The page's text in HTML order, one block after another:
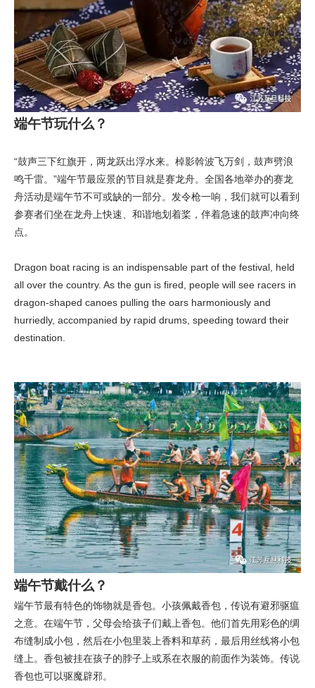
端午节玩什么？
“鼓声三下红旗开，两龙跃出浮水来。棹影斡波飞万剑，鼓声劈浪
鸣千雷。”端午节最应景的节目就是赛龙舟。全国各地举办的赛龙
舟活动是端午节不可或缺的一部分。发令枪一响，我们就可以看到
参赛者们坐在龙舟上快速、和谐地划着桨，伴着急速的鼓声冲向终
点。
Dragon boat racing is an indispensable part of the festival, held
all over the country. As the gun is fired, people will see racers in
dragon-shaped canoes pulling the oars harmoniously and
hurriedly, accompanied by rapid drums, speeding toward their
destination.
端午节戴什么？
端午节最有特色的饰物就是香包。小孩佩戴香包，传说有避邪驱瘟
之意。在端午节，父母会给孩子们戴上香包。他们首先用彩色的绸
布缝制成小包，然后在小包里装上香料和草药，最后用丝线将小包
缝上。香包被挂在孩子的脖子上或系在衣服的前面作为装饰。传说
香包也可以驱魔辟邪。